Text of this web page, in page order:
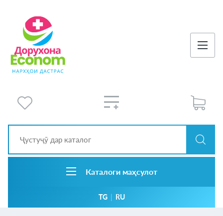
Каталоги маҳсулот
TG | RU